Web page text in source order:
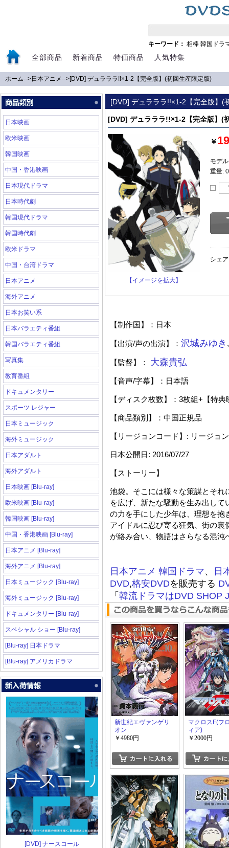
キーワード： 相棒 韓国ドラ
全部商品 新着商品 特価商品 人気特集
ホーム-->日本アニメ-->[DVD] デュラララ!!×1-2【完全版】(初回生産限定版)
日本映画
欧米映画
韓国映画
中国・香港映画
日本現代ドラマ
日本時代劇
韓国現代ドラマ
韓国時代劇
欧米ドラマ
中国・台湾ドラマ
日本アニメ
海外アニメ
日本お笑い系
日本バラエティ番組
韓国バラエティ番組
写真集
教育番組
ドキュメンタリー
スポーツ レジャー
日本ミュージック
海外ミュージック
日本アダルト
海外アダルト
日本映画 [Blu-ray]
欧米映画 [Blu-ray]
韓国映画 [Blu-ray]
中国・香港映画 [Blu-ray]
日本アニメ [Blu-ray]
海外アニメ [Blu-ray]
日本ミュージック [Blu-ray]
海外ミュージック [Blu-ray]
ドキュメンタリー [Blu-ray]
スペシャル ショー [Blu-ray]
[Blu-ray] 日本ドラマ
[Blu-ray] アメリカドラマ
[DVD] ナースコール
[DVD] デュラララ!!×1-2【完全版】(
[DVD] デュラララ!!×1-2【完全版】(
【イメージを拡大】
￥
モデ
重量:
シェ
【制作国】：日本
【出演/声の出演】： 沢城みゆき
【監督】： 大森貴弘
【音声/字幕】：日本語
【ディスク枚数】： 3枚組+ 【特
【商品類別】：中国正規品
【リージョンコード】 : リージョ
日本公開日 : 2016/07/27
【ストーリー】
池袋。そこには様々な策謀とそ
を広げ、新たな騒動を生み出して
の力を手にした少年は、理想を抱
アイドルに忍び寄る狂気、街の
が絡み合い、物語はさらなる混沌
日本アニメ 韓国ドラマ、
日
DVD,格安DVDを販売する
「 韓流ドラマはDVD SHOP
新世紀エヴァンゲリ
オン
￥4980円
マクロスF(フ
ィア)
￥2000円